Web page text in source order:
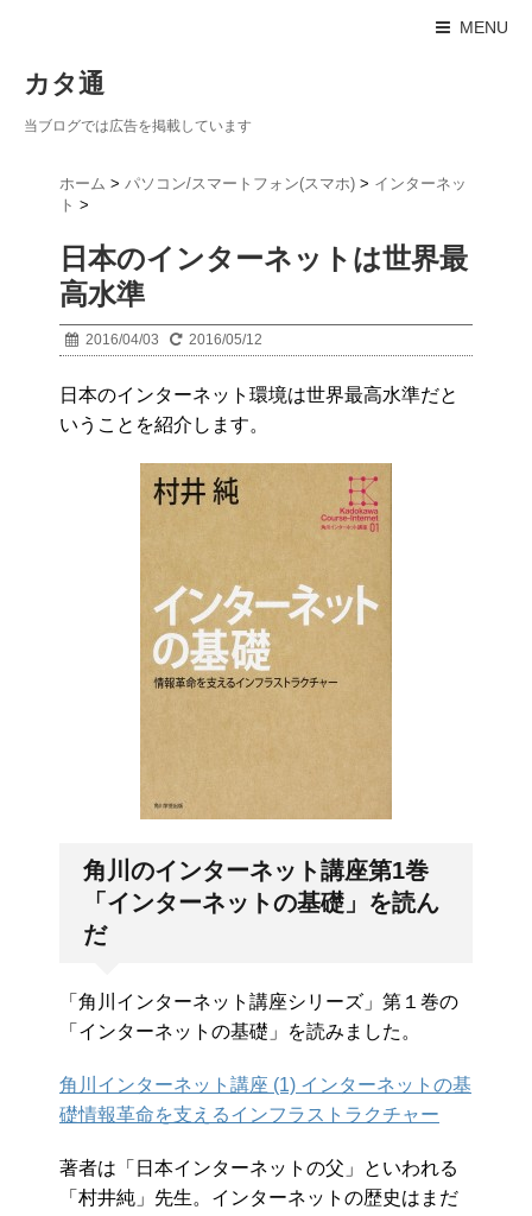
MENU
カタ通
当ブログでは広告を掲載しています
ホーム > パソコン/スマートフォン(スマホ) > インターネッ
ト >
日本のインターネットは世界最
高水準
2016/04/03 2016/05/12
日本のインターネット環境は世界最高水準だと
いうことを紹介します。
角川のインターネット講座第1巻
「インターネットの基礎」を読ん
だ
「角川インターネット講座シリーズ」第１巻の
「インターネットの基礎」を読みました。
角川インターネット講座 (1) インターネットの基
礎情報革命を支えるインフラストラクチャー
著者は「日本インターネットの父」といわれる
「村井純」先生。インターネットの歴史はまだ